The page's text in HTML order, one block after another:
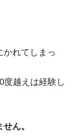
れてしまっ
越えは経験し
ん。